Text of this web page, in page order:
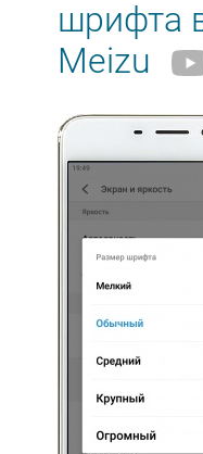
шрифта
Meizu